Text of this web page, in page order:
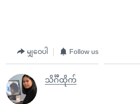
မျှဝေပါ Follow us
သိင်္ဂီထိုက်